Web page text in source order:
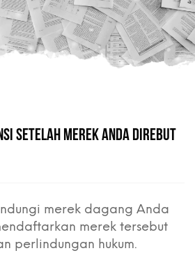
SETELAH MEREK ANDA DIREBUT
merek dagang Anda
merek tersebut
perlindungan hukum.